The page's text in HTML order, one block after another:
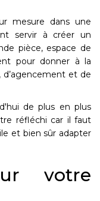
mesure dans une
servir à créer un
pièce, espace de
pour donner à la
d’agencement et de
de plus en plus
réfléchi car il faut
et bien sûr adapter
votre